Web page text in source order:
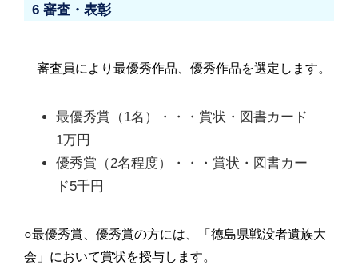
6 審査・表彰
審査員により最優秀作品、優秀作品を選定します。
最優秀賞（1名）・・・賞状・図書カード
1万円
優秀賞（2名程度）・・・賞状・図書カー
ド5千円
○最優秀賞、優秀賞の方には、「徳島県戦没者遺族大
会」において賞状を授与します。